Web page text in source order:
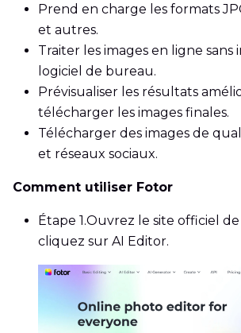
Prend en charge les formats
et autres.
Traiter les images en ligne sans
logiciel de bureau.
Prévisualiser les résultats
télécharger les images finales.
Télécharger des images de
et réseaux sociaux.
Comment utiliser Fotor
Étape 1.Ouvrez le site officiel
cliquez sur AI Editor.